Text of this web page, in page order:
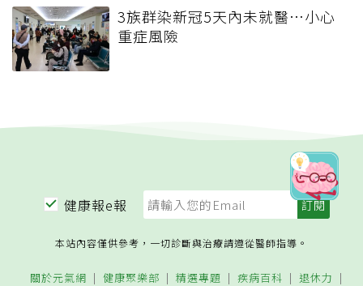
3族群染新冠5天內未就醫…小心
重症風險
健康報e報
本站內容僅供參考，一切診斷與治療請遵從醫師指導。
關於元氣網 健康聚樂部 精選專題 疾病百科 退休力